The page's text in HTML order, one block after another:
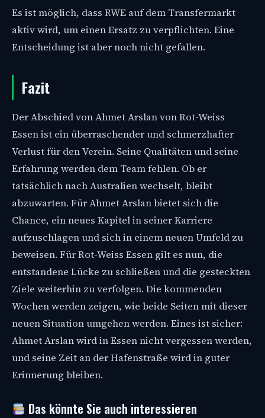
Es ist möglich, dass RWE auf dem Transfermarkt
aktiv wird, um einen Ersatz zu verpflichten. Eine
Entscheidung ist aber noch nicht gefallen.
Fazit
Der Abschied von Ahmet Arslan von Rot-Weiss
Essen ist ein überraschender und schmerzhafter
Verlust für den Verein. Seine Qualitäten und seine
Erfahrung werden dem Team fehlen. Ob er
tatsächlich nach Australien wechselt, bleibt
abzuwarten. Für Ahmet Arslan bietet sich die
Chance, ein neues Kapitel in seiner Karriere
aufzuschlagen und sich in einem neuen Umfeld zu
beweisen. Für Rot-Weiss Essen gilt es nun, die
entstandene Lücke zu schließen und die gesteckten
Ziele weiterhin zu verfolgen. Die kommenden
Wochen werden zeigen, wie beide Seiten mit dieser
neuen Situation umgehen werden. Eines ist sicher:
Ahmet Arslan wird in Essen nicht vergessen werden,
und seine Zeit an der Hafenstraße wird in guter
Erinnerung bleiben.
Das könnte Sie auch interessieren